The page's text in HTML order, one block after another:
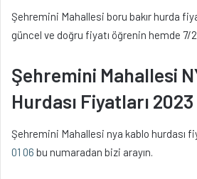
Şehremini Mahallesi boru bakır hurda
güncel ve doğru fiyatı öğrenin hemde 7/
Şehremini Mahallesi
Hurdası Fiyatları 2023
Şehremini Mahallesi nya kablo hurdası
01 06 bu numaradan bizi arayın.